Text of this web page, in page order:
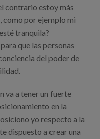
contrario estoy más
como por ejemplo mi
tranquila?
que las personas
del poder de
va a tener un fuerte
en la
yo respecto a la
dispuesto a crear una